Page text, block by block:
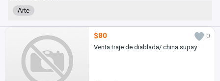
Arte
$80
0
Venta traje de diablada/ china supay